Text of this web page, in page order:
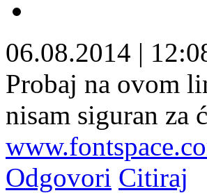
06.08.2014 |
Probaj na ovom
nisam siguran za
Odgovori Citiraj